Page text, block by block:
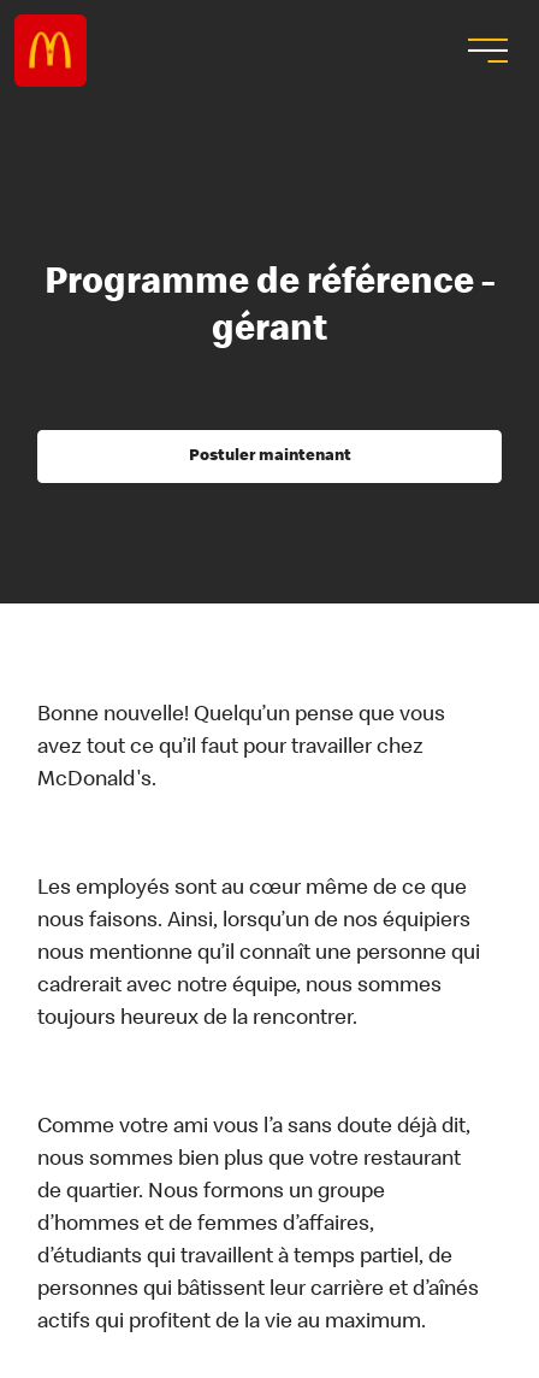
Programme de référence -
gérant
Postuler maintenant
Bonne nouvelle! Quelqu’un pense que vous
avez tout ce qu’il faut pour travailler chez
McDonald's.
Les employés sont au cœur même de ce que
nous faisons. Ainsi, lorsqu’un de nos équipiers
nous mentionne qu’il connaît une personne qui
cadrerait avec notre équipe, nous sommes
toujours heureux de la rencontrer.
Comme votre ami vous l’a sans doute déjà dit,
nous sommes bien plus que votre restaurant
de quartier. Nous formons un groupe
d’hommes et de femmes d’affaires,
d’étudiants qui travaillent à temps partiel, de
personnes qui bâtissent leur carrière et d’aînés
actifs qui profitent de la vie au maximum.